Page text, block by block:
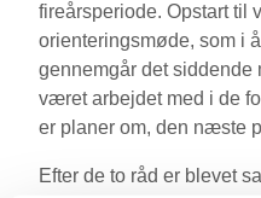
fireårsperiode. Opstart til
orienteringsmøde, som i
gennemgår det siddende
været arbejdet med i de
er planer om, den næste
Efter de to råd er blevet